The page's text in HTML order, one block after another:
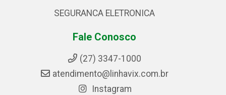
SEGURANCA ELETRONICA
Fale Conosco
(27) 3347-1000
atendimento@linhavix.com.br
Instagram